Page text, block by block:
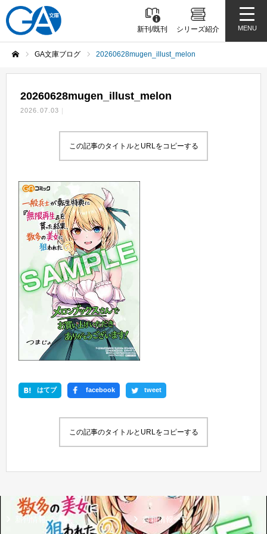
新刊/既刊 シリーズ紹介 MENU
GA文庫ブログ 20260628mugen_illust_melon
20260628mugen_illust_melon
2026.07.03
この記事のタイトルとURLをコピーする
はてブ facebook tweet
この記事のタイトルとURLをコピーする
新刊情報 書籍情報一覧